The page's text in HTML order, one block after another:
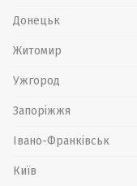
Донецьк
Житомир
Ужгород
Запоріжжя
Івано-Франківськ
Київ